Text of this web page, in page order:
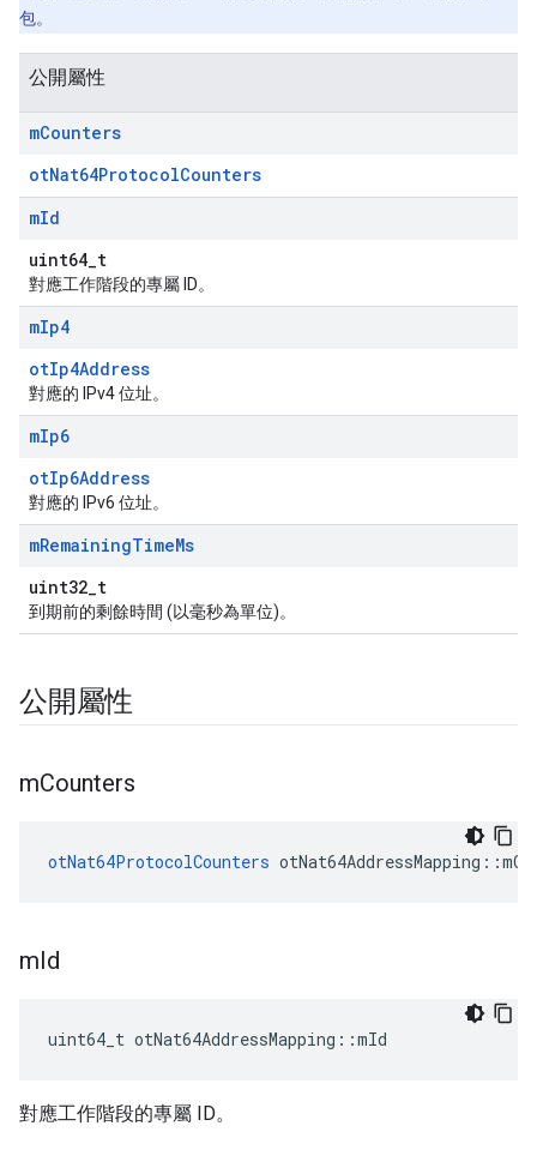
包。
公開屬性
mCounters
otNat64ProtocolCounters
mId
uint64_t
對應工作階段的專屬 ID。
mIp4
otIp4Address
對應的 IPv4 位址。
mIp6
otIp6Address
對應的 IPv6 位址。
mRemainingTimeMs
uint32_t
到期前的剩餘時間 (以毫秒為單位)。
公開屬性
mCounters
otNat64ProtocolCounters otNat64AddressMapping ::
mId
uint64_t otNat64AddressMapping ::mId
對應工作階段的專屬 ID。